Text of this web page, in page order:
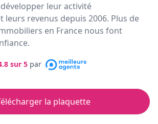
leur activité
leurs revenus depuis 2006. Plus de
en France nous font
sur 5 par
la plaquette